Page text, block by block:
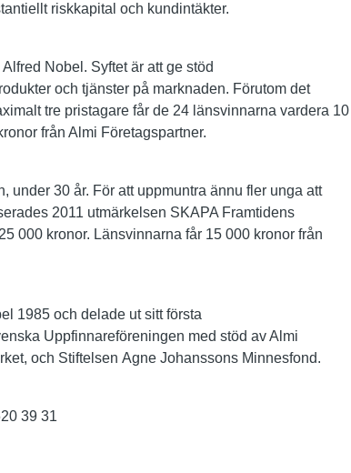
riskkapital och kundintäkter.
Nobel. Syftet är att ge stöd
och tjänster på marknaden. Förutom det
tre pristagare får de 24 länsvinnarna vardera 10
från Almi Företagspartner.
under 30 år. För att uppmuntra ännu fler unga att
2011 utmärkelsen SKAPA Framtidens
000 kronor. Länsvinnarna får 15 000 kronor från
1985 och delade ut sitt första
Uppfinnareföreningen med stöd av Almi
och Stiftelsen Agne Johanssons Minnesfond.
39 31